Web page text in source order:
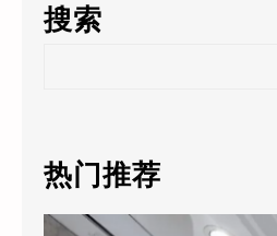
搜索
c
h
热门推荐